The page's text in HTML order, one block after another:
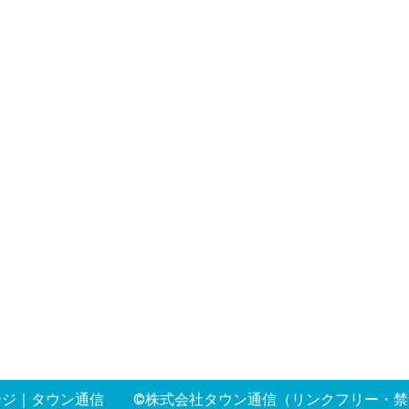
｜ タウン通信©株式会社タウン通信（リンクフリー・禁